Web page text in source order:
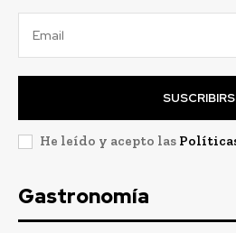
He leído y acepto las
Gastronomía